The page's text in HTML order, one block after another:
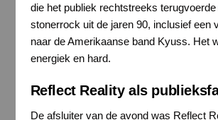
die het publiek rechtstreeks terugvoerde
stonerrock uit de jaren 90, inclusief een
naar de Amerikaanse band Kyuss. Het
energiek en hard.
Reflect Reality als
De afsluiter van de avond was Reflect